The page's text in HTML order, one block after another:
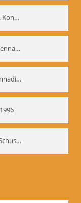
Biomechanik-Demonstration, 2. Kongress der EMF, Mai 1995
Biomechanik-Demonstration, Gennadij Bogdanow im Berliner Ensemble, 04.10.1991
Biomechanik-Workshop mit Gennadij Nikolajewitsch Bogdanow im Mime Centrum Berlin, 1991
Demonstration der Etüde „Der Schuss mit dem Bogen“ durch Gennadij Nikolajewitsch Bogdanow, Berlin 1991